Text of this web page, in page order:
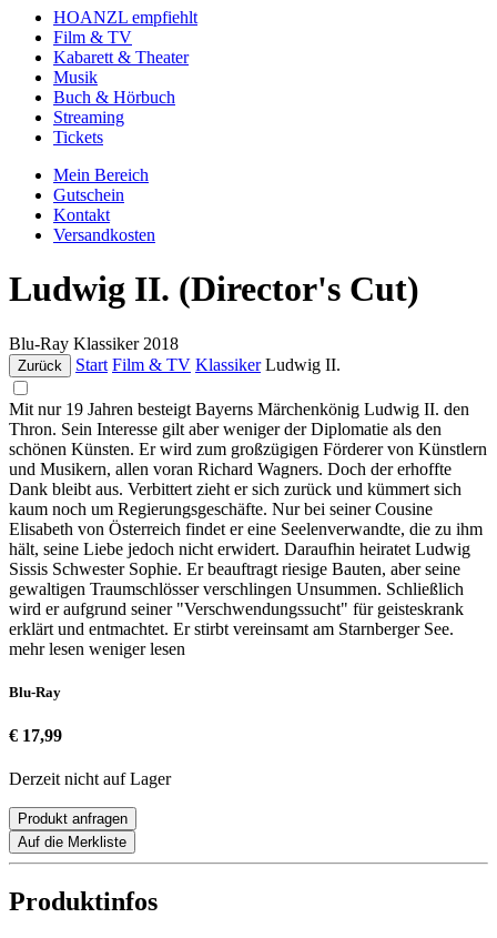
HOANZL empfiehlt
Film & TV
Kabarett & Theater
Musik
Buch & Hörbuch
Streaming
Tickets
Mein Bereich
Gutschein
Kontakt
Versandkosten
Ludwig II. (Director's Cut)
Blu-Ray Klassiker 2018
Zurück Start Film & TV Klassiker Ludwig II.
Mit nur 19 Jahren besteigt Bayerns Märchenkönig Ludwig II. den
Thron. Sein Interesse gilt aber weniger der Diplomatie als den
schönen Künsten. Er wird zum großzügigen Förderer von Künstlern
und Musikern, allen voran Richard Wagners. Doch der erhoffte
Dank bleibt aus. Verbittert zieht er sich zurück und kümmert sich
kaum noch um Regierungsgeschäfte. Nur bei seiner Cousine
Elisabeth von Österreich findet er eine Seelenverwandte, die zu ihm
hält, seine Liebe jedoch nicht erwidert. Daraufhin heiratet Ludwig
Sissis Schwester Sophie. Er beauftragt riesige Bauten, aber seine
gewaltigen Traumschlösser verschlingen Unsummen. Schließlich
wird er aufgrund seiner "Verschwendungssucht" für geisteskrank
erklärt und entmachtet. Er stirbt vereinsamt am Starnberger See.
mehr lesen weniger lesen
Blu-Ray
€ 17,99
Derzeit nicht auf Lager
Produkt anfragen
Auf die Merkliste
Produktinfos